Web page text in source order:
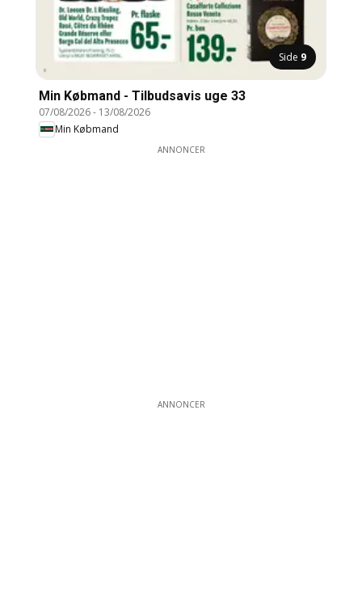
Side 9
Min Købmand - Tilbudsavis uge 33
07/08/2026- 13/08/2026
Min Købmand
ANNONCER
ANNONCER